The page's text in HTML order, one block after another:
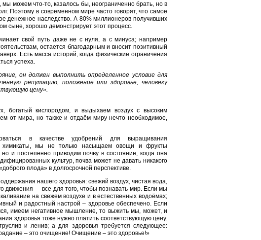
мы можем что-то, казалось бы, неограниченно брать, но в
Поэтому в современном мире часто говорят, что самое
денежное наследство. А 80% миллионеров получивших
сыне, хорошо демонстрирует этот процесс.
свой путь даже не с нуля, а с минуса; например
остается благодарным и вносит позитивный
Есть масса историй, когда физические ограничения
успеха.
он должен выполнить определенное условие для
репутацию, положение или здоровье, человеку
цену».
богатый кислородом, и выдыхаем воздух с высоким
от мира, но также и отдаём миру нечто необходимое,
в качестве удобрений для выращивания
химикаты, мы не только насыщаем овощи и фрукты
и постепенно приводим почву в состояние, когда она
культур, почва может не давать никакого
плода» в долгосрочной перспективе.
нашего здоровья: свежий воздух, чистая вода,
движения — все для того, чтобы познавать мир. Если мы
на свежем воздухе и в естественных водоёмах;
и радостный настрой – здоровье обеспечено. Если
имеем негативное мышление, то выжить мы, может, и
здоровья тоже нужно платить соответствующую цену.
и ленив; а для здоровья требуется следующее:
– это очищение! Очищение – это здоровье!»